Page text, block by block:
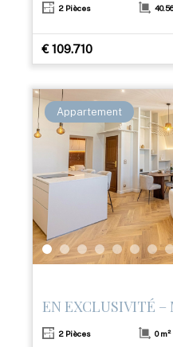
2 Pièces
€ 109.710
Appartement
2 Pièces 0 m²